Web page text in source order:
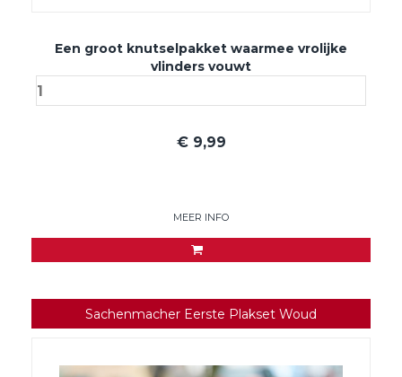
Een groot knutselpakket waarmee vrolijke
vlinders vouwt
€ 9,99
MEER INFO
Sachenmacher Eerste Plakset Woud